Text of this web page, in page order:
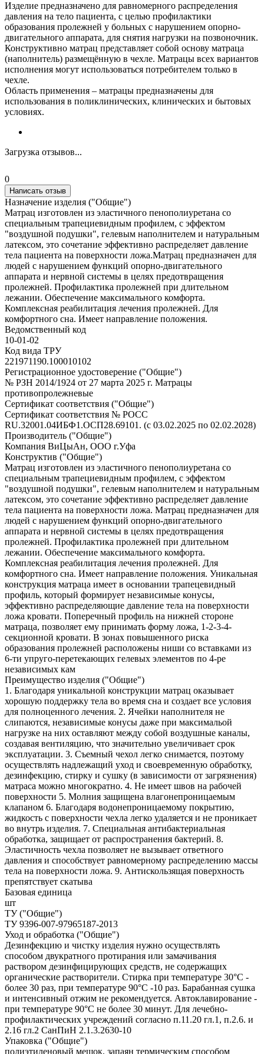
Изделие предназначено для равномерного распределения
давления на тело пациента, с целью профилактики
образования пролежней у больных с нарушением опорно-
двигательного аппарата, для снятия нагрузки на позвоночник.
Конструктивно матрац представляет собой основу матраца
(наполнитель) размещённую в чехле. Матрацы всех вариантов
исполнения могут использоваться потребителем только в
чехле.
Область применения – матрацы предназначены для
использования в поликлинических, клинических и бытовых
условиях.
Загрузка отзывов...
0
Написать отзыв
Назначение изделия ("Общие")
Матрац изготовлен из эластичного пенополиуретана со
специальным трапециевидным профилем, с эффектом
"воздушной подушки", гелевым наполнителем и натуральным
латексом, это сочетание эффективно распределяет давление
тела пациента на поверхности ложа.Матрац предназначен для
людей с нарушением функций опорно-двигательного
аппарата и нервной системы в целях предотвращения
пролежней. Профилактика пролежней при длительном
лежании. Обеспечение максимального комфорта.
Комплексная реабилитация лечения пролежней. Для
комфортного сна. Имеет направление положения.
Ведомственный код
10-01-02
Код вида ТРУ
221971190.100010102
Регистрационное удостоверение ("Общие")
№ РЗН 2014/1924 от 27 марта 2025 г. Матрацы
противопролежневые
Сертификат соответствия ("Общие")
Сертификат соответствия № РОСС
RU.32001.04ИБФ1.ОСП28.69101. (с 03.02.2025 по 02.02.2028)
Производитель ("Общие")
Компания ВиЦыАн, ООО г.Уфа
Конструктив ("Общие")
Матрац изготовлен из эластичного пенополиуретана со
специальным трапециевидным профилем, с эффектом
"воздушной подушки", гелевым наполнителем и натуральным
латексом, это сочетание эффективно распределяет давление
тела пациента на поверхности ложа. Матрац предназначен для
людей с нарушением функций опорно-двигательного
аппарата и нервной системы в целях предотвращения
пролежней. Профилактика пролежней при длительном
лежании. Обеспечение максимального комфорта.
Комплексная реабилитация лечения пролежней. Для
комфортного сна. Имеет направление положения. Уникальная
конструкция матраца имеет в основании трапецевидный
профиль, который формирует независимые конусы,
эффективно распределяющие давление тела на поверхности
ложа кровати. Поперечный профиль на нижней стороне
матраца, позволяет ему принимать форму ложа, 1-2-3-4-
секционной кровати. В зонах повышенного риска
образования пролежней расположены ниши со вставками из
6-ти упруго-перетекающих гелевых элементов по 4-ре
независимых кам
Преимущество изделия ("Общие")
1. Благодаря уникальной конструкции матрац оказывает
хорошую поддержку тела во время сна и создает все условия
для полноценного лечения. 2. Ячейки наполнителя не
слипаются, независимые конусы даже при максимальой
нагрузке на них оставляют между собой воздушные каналы,
создавая вентиляцию, что значительно увеличивает срок
эксплуатации. 3. Съемный чехол легко снимается, поэтому
осуществлять надлежащий уход и своевременную обработку,
дезинфекцию, стирку и сушку (в зависимости от загрязнения)
матраса можно многократно. 4. Не имеет швов на рабочей
поверхности 5. Молния защищена влагонепроницаемым
клапаном 6. Благодаря водонепроницаемому покрытию,
жидкость с поверхности чехла легко удаляется и не проникает
во внутрь изделия. 7. Специальная антибактериальная
обработка, защищает от распространения бактерий. 8.
Эластичность чехла позволяет не вызывает ответного
давления и способствует равномерному распределению массы
тела на поверхности ложа. 9. Антискользящая поверхность
препятствует скатыва
Базовая единица
шт
ТУ ("Общие")
ТУ 9396-007-97965187-2013
Уход и обработка ("Общие")
Дезинфекцию и чистку изделия нужно осуществлять
способом двукратного протирания или замачивания
раствором дезинфицирующих средств, не содержащих
органические растворители. Стирка при температуре 30°С -
более 30 раз, при температуре 90°С -10 раз. Барабанная сушка
и интенсивный отжим не рекомендуется. Автоклавирование -
при температуре 90°С не более 30 минут. Для лечебно-
профилактических учреждений согласно п.11.20 гл.1, п.2.6. и
2.16 гл.2 СанПиН 2.1.3.2630-10
Упаковка ("Общие")
полиэтиленовый мешок, запаян термическим способом